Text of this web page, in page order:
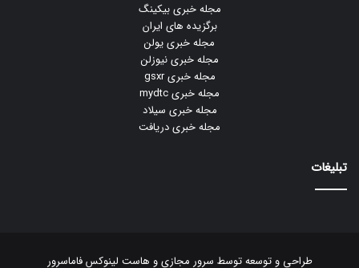
مجله خبری بیکینگ
برگزیده های ایران
مجله خبری یولن
مجله خبری نیوزلن
مجله خبری gsxr
مجله خبری mydtc
مجله خبری سیلاد
مجله خبری دریافت
تبلیغات
طراحی و توسعه توسط سرور مجازیو هاست لینوکسفاماسرور